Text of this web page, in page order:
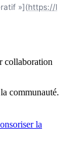
»](https://l
collaboration
communauté.
la